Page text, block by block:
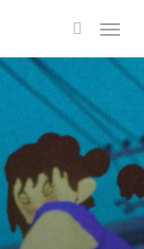
search
Menu